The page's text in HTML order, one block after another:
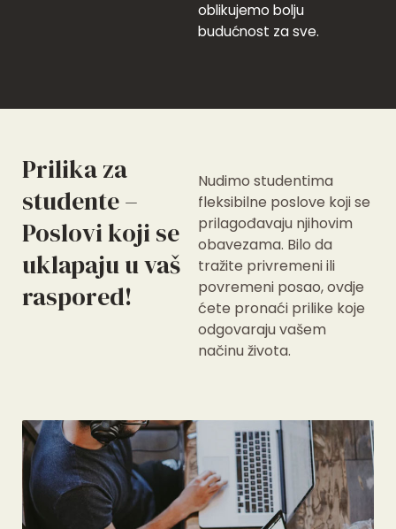
oblikujemo bolju
budućnost za sve.
Prilika za
studente –
Poslovi koji se
uklapaju u vaš
raspored!
Nudimo studentima
fleksibilne poslove koji se
prilagođavaju njihovim
obavezama. Bilo da
tražite privremeni ili
povremeni posao, ovdje
ćete pronaći prilike koje
odgovaraju vašem
načinu života.